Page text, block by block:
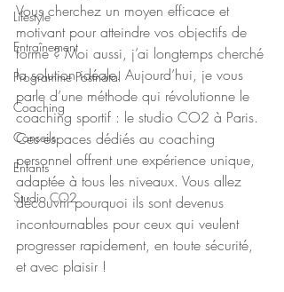
Lifestyle
Entraînement
Programme Postnatal
Coaching
Conseils
Enfants
Studio CO2
Vous cherchez un moyen efficace et
motivant pour atteindre vos objectifs de
forme ? Moi aussi, j’ai longtemps cherché
la solution idéale. Aujourd’hui, je vous
parle d’une méthode qui révolutionne le
coaching sportif : le studio CO2 à Paris.
Ces espaces dédiés au coaching
personnel offrent une expérience unique,
adaptée à tous les niveaux. Vous allez
découvrir pourquoi ils sont devenus
incontournables pour ceux qui veulent
progresser rapidement, en toute sécurité,
et avec plaisir !